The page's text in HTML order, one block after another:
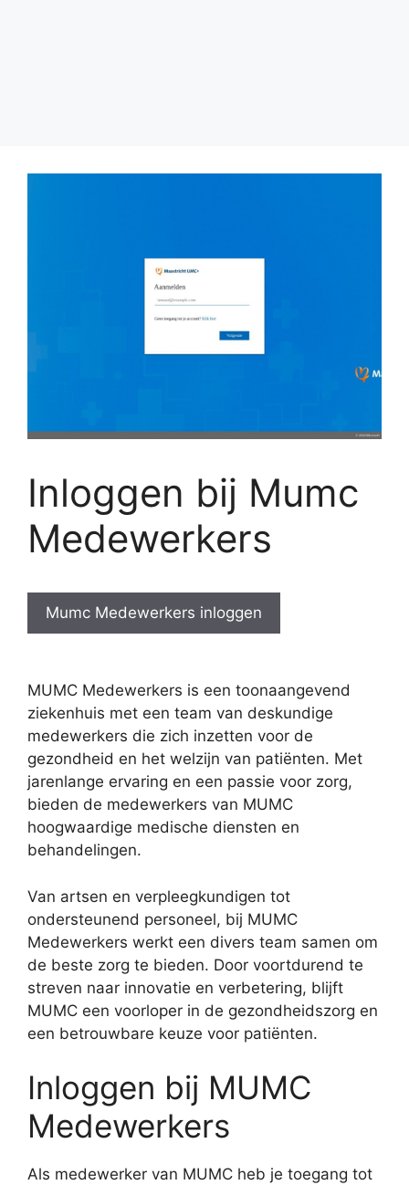
Inloggen bij Mumc
Medewerkers
Mumc Medewerkers inloggen
MUMC Medewerkers is een toonaangevend
ziekenhuis met een team van deskundige
medewerkers die zich inzetten voor de
gezondheid en het welzijn van patiënten. Met
jarenlange ervaring en een passie voor zorg,
bieden de medewerkers van MUMC
hoogwaardige medische diensten en
behandelingen.
Van artsen en verpleegkundigen tot
ondersteunend personeel, bij MUMC
Medewerkers werkt een divers team samen om
de beste zorg te bieden. Door voortdurend te
streven naar innovatie en verbetering, blijft
MUMC een voorloper in de gezondheidszorg en
een betrouwbare keuze voor patiënten.
Inloggen bij MUMC
Medewerkers
Als medewerker van MUMC heb je toegang tot